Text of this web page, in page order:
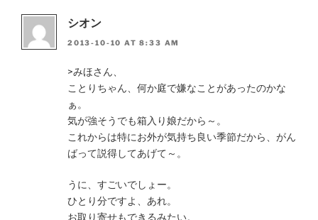
シオン
2013-10-10 AT 8:33 AM
>みほさん、
ことりちゃん、何か庭で嫌なことがあったのかな
ぁ。
気が強そうでも箱入り娘だから～。
これからは特にお外が気持ち良い季節だから、がん
ばって説得してあげて～。
うに、すごいでしょー。
ひとり分ですよ、あれ。
お取り寄せもできるみたい。